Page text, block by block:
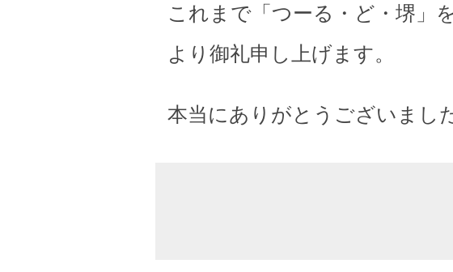
これまで「つーる・ど・堺」
より御礼申し上げます。
本当にありがとうございまし